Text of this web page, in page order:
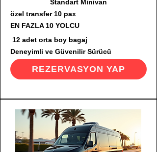
Standart Minivan
özel transfer 10 pax
EN FAZLA 10 YOLCU
12 adet orta boy bagaj
Deneyimli ve Güvenilir Sürücü
REZERVASYON YAP